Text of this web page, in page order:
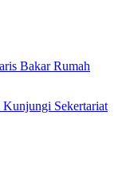
Bakar Rumah
Sekertariat